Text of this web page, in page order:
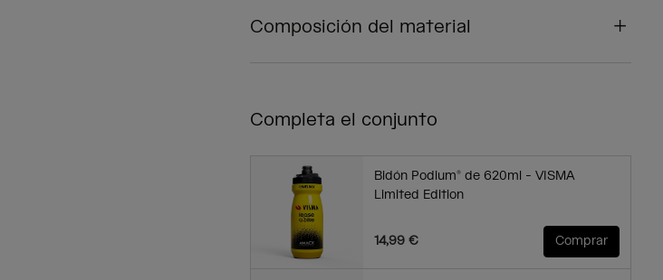
Composición del material
Completa el conjunto
Bidón Podium® de 620ml - VISMA
Limited Edition
14,99 € Comprar